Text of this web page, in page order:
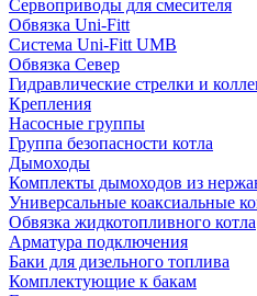
Сервоприводы для смесителя
Обвязка Uni-Fitt
Система Uni-Fitt UMB
Обвязка Север
Гидравлические стрелки и
Крепления
Насосные группы
Группа безопасности котла
Дымоходы
Комплекты дымоходов из
Универсальные коаксиальные
Обвязка жидкотопливного котла
Арматура подключения
Баки для дизельного топлива
Комплектующие к бакам